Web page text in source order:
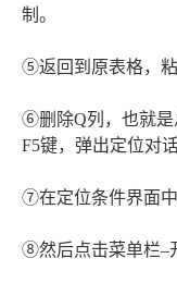
制。
⑤返回到原表格，粘
⑥删除Q列，也就是
F5键，弹出定位对
⑦在定位条件界面中
⑧然后点击菜单栏–